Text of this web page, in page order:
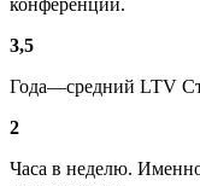
3,5
Года—средний LTV
2
Часа в неделю.
над проектом